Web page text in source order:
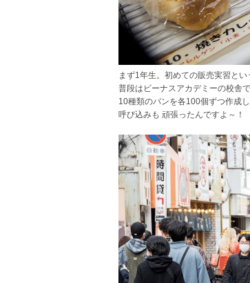
まず1年生。初めての販売実習と
普段はビーナスアカデミーの校舎
10種類のパンを各100個ずつ作成し
呼び込みも 頑張ったんですよ～！